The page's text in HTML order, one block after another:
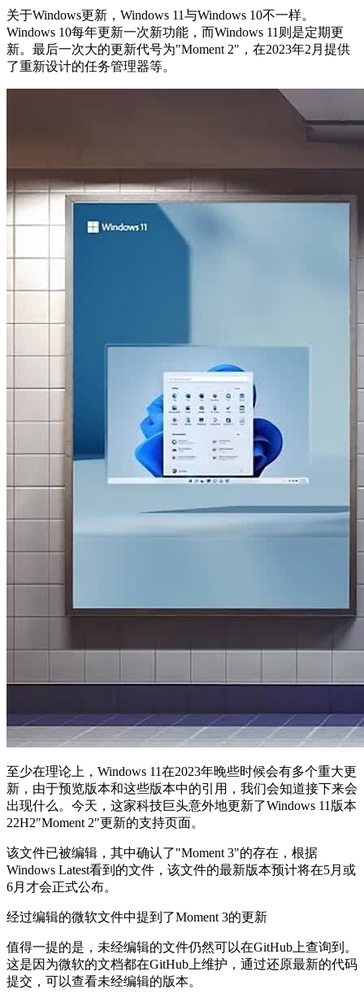
关于Windows更新，Windows 11与Windows 10不一样。
Windows 10每年更新一次新功能，而Windows 11则是定期更
新。最后一次大的更新代号为"Moment 2"，在2023年2月提供
了重新设计的任务管理器等。
至少在理论上，Windows 11在2023年晚些时候会有多个重大更
新，由于预览版本和这些版本中的引用，我们会知道接下来会
出现什么。今天，这家科技巨头意外地更新了Windows 11版本
22H2"Moment 2"更新的支持页面。
该文件已被编辑，其中确认了"Moment 3"的存在，根据
Windows Latest看到的文件，该文件的最新版本预计将在5月或
6月才会正式公布。
经过编辑的微软文件中提到了Moment 3的更新
值得一提的是，未经编辑的文件仍然可以在GitHub上查询到。
这是因为微软的文档都在GitHub上维护，通过还原最新的代码
提交，可以查看未经编辑的版本。